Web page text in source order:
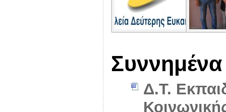
Συννημένα
Δ.Τ.